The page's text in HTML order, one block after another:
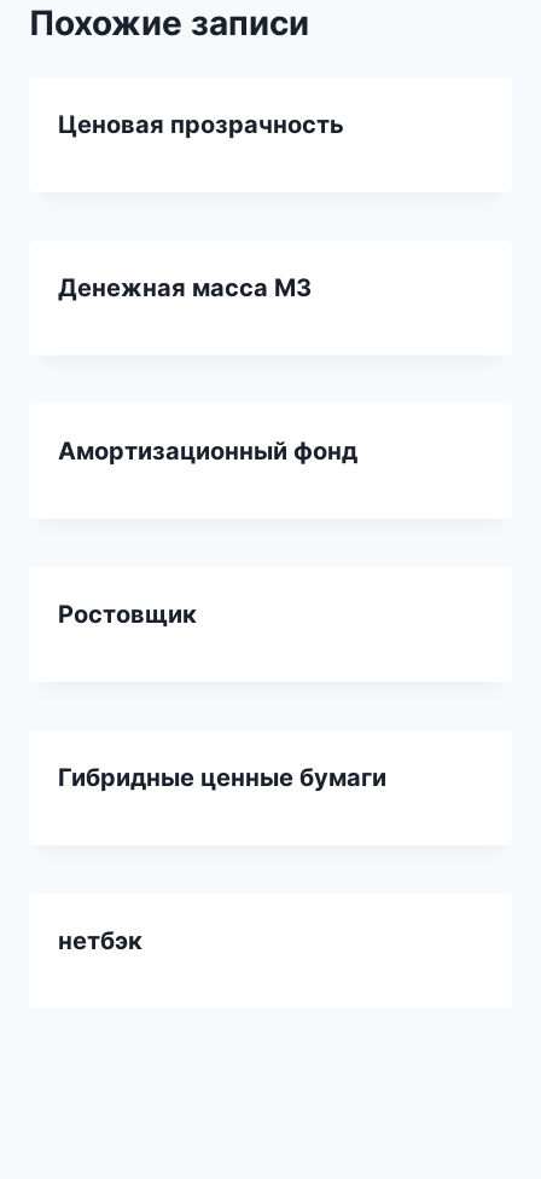
Похожие записи
Ценовая прозрачность
Денежная масса M3
Амортизационный фонд
Ростовщик
Гибридные ценные бумаги
нетбэк